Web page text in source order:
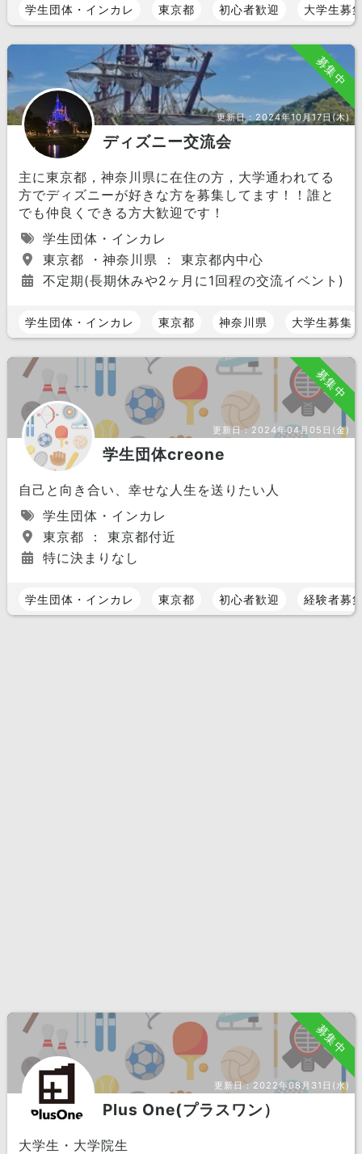
学生団体・インカレ 東京都 初心者歓迎 大学生募
募集中
更新日：2024年10月17日(木)
ディズニー交流会
主に東京都，神奈川県に在住の方，大学通われてる
方でディズニーが好きな方を募集してます！！誰と
でも仲良くできる方大歓迎です！
学生団体・インカレ
東京都 ・神奈川県 ： 東京都内中心
不定期(長期休みや2ヶ月に1回程の交流イベント)
学生団体・インカレ 東京都 神奈川県 大学生募集
募集中
更新日：2024年04月05日(金)
学生団体creone
自己と向き合い、幸せな人生を送りたい人
学生団体・インカレ
東京都 ： 東京都付近
特に決まりなし
学生団体・インカレ 東京都 初心者歓迎 経験者募
募集中
更新日： 2022年08月31日(水)
Plus One(プラスワン）
大学生・大学院生